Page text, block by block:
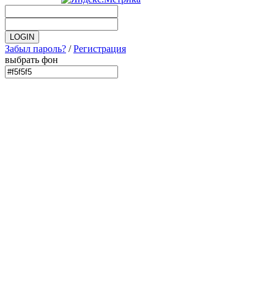
Забыл пароль? /Регистрация
выбрать фон